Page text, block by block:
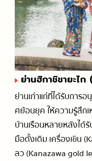
ย่านฮิกาชิชายะ
ย่านเก่าแก่ที่ได้รับการ
ศย้อนยุค ให้ความรู้สึกเ
บ้านเรือนหลายหลังได้
มือดั้งเดิม เครื่องเขิน
ลว (Kanazawa gold